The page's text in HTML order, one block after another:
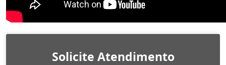
Solicite Atendimento